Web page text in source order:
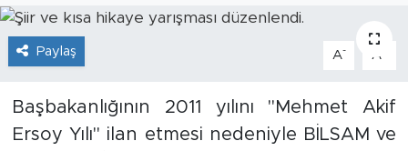
Paylaş A- A
Başbakanlığının 2011 yılını "Mehmet Akif
Ersoy Yılı" ilan etmesi nedeniyle BİLSAM ve
Kültür
İş İlanları